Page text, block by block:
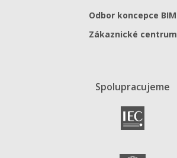
Odbor koncepce BIM
Zákaznické centrum
Spolupracujeme